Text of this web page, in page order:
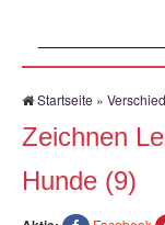
Startseite »
Zeichnen
Hunde (9)